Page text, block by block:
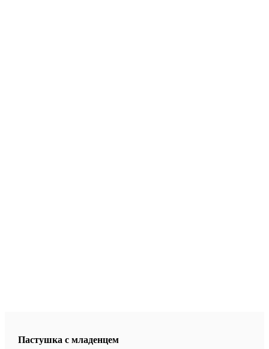
Пастушка с младенцем